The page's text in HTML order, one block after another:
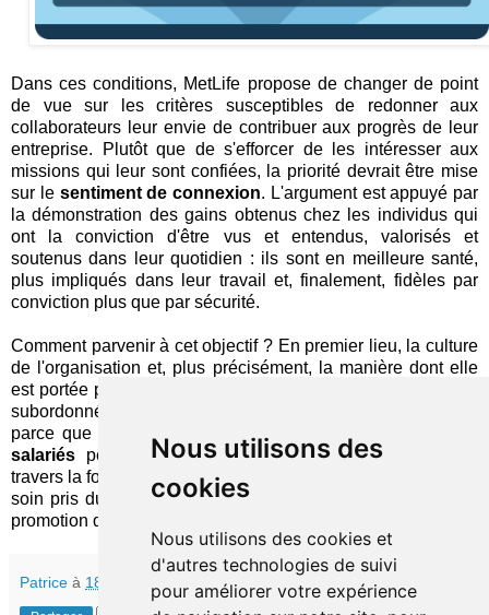
Nous utilisons des
cookies
Nous utilisons des cookies et
d'autres technologies de suivi
pour améliorer votre expérience
Dans ces conditions, MetLife propose de changer de point
de vue sur les critères susceptibles de redonner aux
collaborateurs leur envie de contribuer aux progrès de leur
entreprise. Plutôt que de s'efforcer de les intéresser aux
missions qui leur sont confiées, la priorité devrait être mise
sur le sentiment de connexion. L'argument est appuyé par
la démonstration des gains obtenus chez les individus qui
ont la conviction d'être vus et entendus, valorisés et
soutenus dans leur quotidien : ils sont en meilleure santé,
plus impliqués dans leur travail et, finalement, fidèles par
conviction plus que par sécurité.
Comment parvenir à cet objectif ? En premier lieu, la culture
de l'organisation et, plus précisément, la manière dont elle
est portée par le management dans la relation vis-à-vis des
subordonnés sont évidemment cruciales. Mais (et aussi
parce que c'est ce que vend MetLife) les
salariés peuvent jouer un rôle important, notamment à
travers la forme de reconnaissance qu'ils représentent, via le
soin pris du bien-être (y compris financier) de chacun et la
promotion de valeurs autres que la performance.
Patrice à 18:45